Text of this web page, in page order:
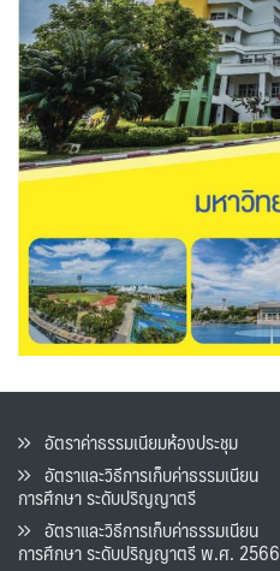
อัตราค่าธรรมเนียมห้องประชุม
อัตราและวิธีการเก็บค่าธรรมเนียน
การศึกษา ระดับปริญญาตรี
อัตราและวิธีการเก็บค่าธรรมเนียน
การศึกษา ระดับปริญญาตรี พ.ศ. 2566